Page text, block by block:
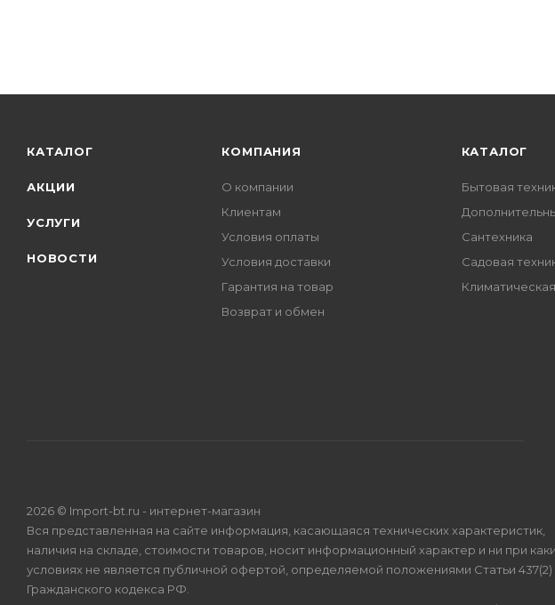
КАТАЛОГ
АКЦИИ
УСЛУГИ
НОВОСТИ
КОМПАНИЯ
О компании
Клиентам
Условия оплаты
Условия доставки
Гарантия на товар
Возврат и обмен
КАТАЛОГ
Бытовая
Сантехника
Садовая
2026 © Import-bt.ru - интернет-магазин
Вся представленная на сайте информация, касающаяся технических характеристик,
наличия на складе, стоимости товаров, носит информационный характер и ни при
условиях не является публичной офертой, определяемой положениями Статьи 437(2)
Гражданского кодекса РФ.